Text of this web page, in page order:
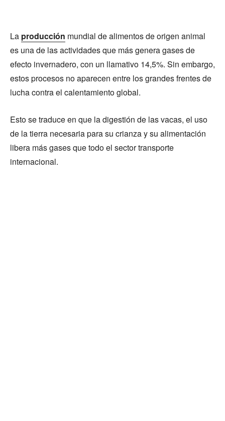
La producción mundial de alimentos de origen animal
es una de las actividades que más genera gases de
efecto invernadero, con un llamativo 14,5%. Sin embargo,
estos procesos no aparecen entre los grandes frentes de
lucha contra el calentamiento global.
Esto se traduce en que la digestión de las vacas, el uso
de la tierra necesaria para su crianza y su alimentación
libera más gases que todo el sector transporte
internacional.